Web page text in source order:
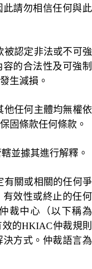
請勿相信任何與此
被認定非法或不可強
的合法性及可強制
生減損。
他任何主體均無權依
固條款任何條款。
並據其進行解釋。
有關或相關的任何爭
效性或終止的任何
裁中心（以下稱為
效的HKIAC仲裁規則
方式。仲裁語言為